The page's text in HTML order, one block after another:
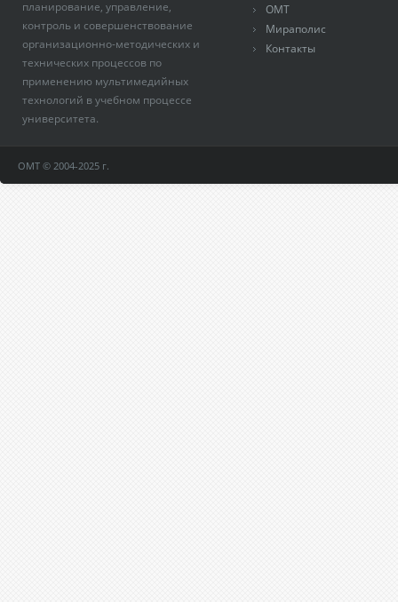
планирование, управление,
контроль и совершенствование
организационно-методических и
технических процессов по
применению мультимедийных
технологий в учебном процессе
университета.
ОМТ
Мираполис
Контакты
ОМТ © 2004-2025 г.